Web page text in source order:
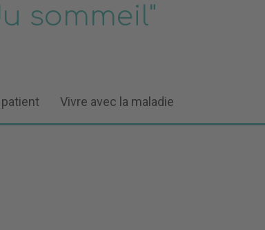
Vivre avec la maladie
sommeil"